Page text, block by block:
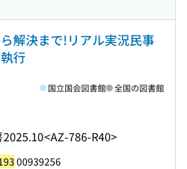
解決まで!リアル実況民事
行
2025.10<AZ-786-R40>
国立国会図書館 全国の図書館
00939256